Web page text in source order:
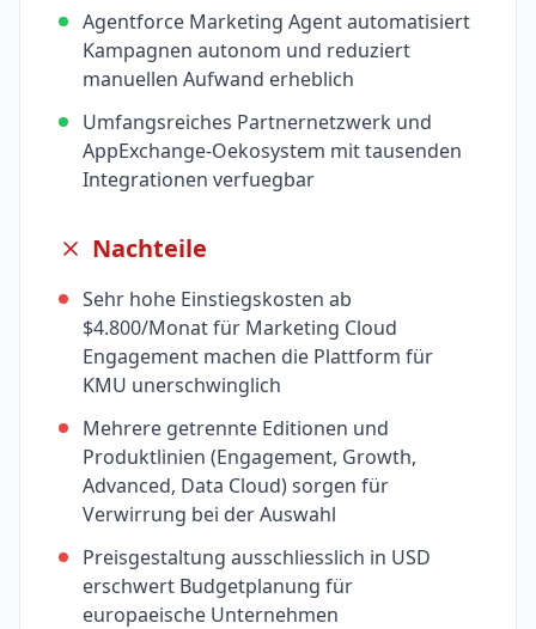
Agentforce Marketing Agent automatisiert
Kampagnen autonom und reduziert
manuellen Aufwand erheblich
Umfangsreiches Partnernetzwerk und
AppExchange-Oekosystem mit tausenden
Integrationen verfuegbar
Nachteile
Sehr hohe Einstiegskosten ab
$4.800/Monat für Marketing Cloud
Engagement machen die Plattform für
KMU unerschwinglich
Mehrere getrennte Editionen und
Produktlinien (Engagement, Growth,
Advanced, Data Cloud) sorgen für
Verwirrung bei der Auswahl
Preisgestaltung ausschliesslich in USD
erschwert Budgetplanung für
europaeische Unternehmen